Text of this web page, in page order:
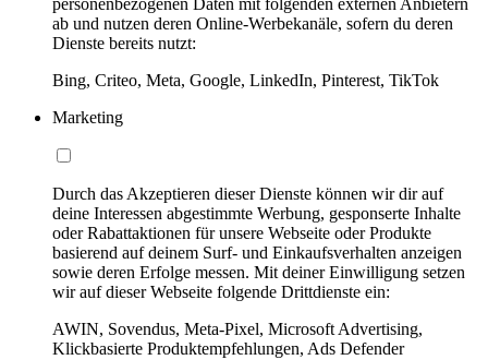
personenbezogenen Daten mit folgenden externen Anbietern
ab und nutzen deren Online-Werbekanäle, sofern du deren
Dienste bereits nutzt:
Bing, Criteo, Meta, Google, LinkedIn, Pinterest, TikTok
Marketing
Durch das Akzeptieren dieser Dienste können wir dir auf
deine Interessen abgestimmte Werbung, gesponserte Inhalte
oder Rabattaktionen für unsere Webseite oder Produkte
basierend auf deinem Surf- und Einkaufsverhalten anzeigen
sowie deren Erfolge messen. Mit deiner Einwilligung setzen
wir auf dieser Webseite folgende Drittdienste ein:
AWIN, Sovendus, Meta-Pixel, Microsoft Advertising,
Klickbasierte Produktempfehlungen, Ads Defender